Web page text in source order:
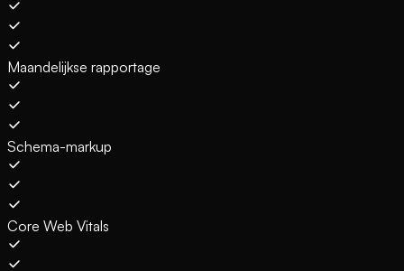
Maandelijkse rapportage
Schema-markup
Core Web Vitals